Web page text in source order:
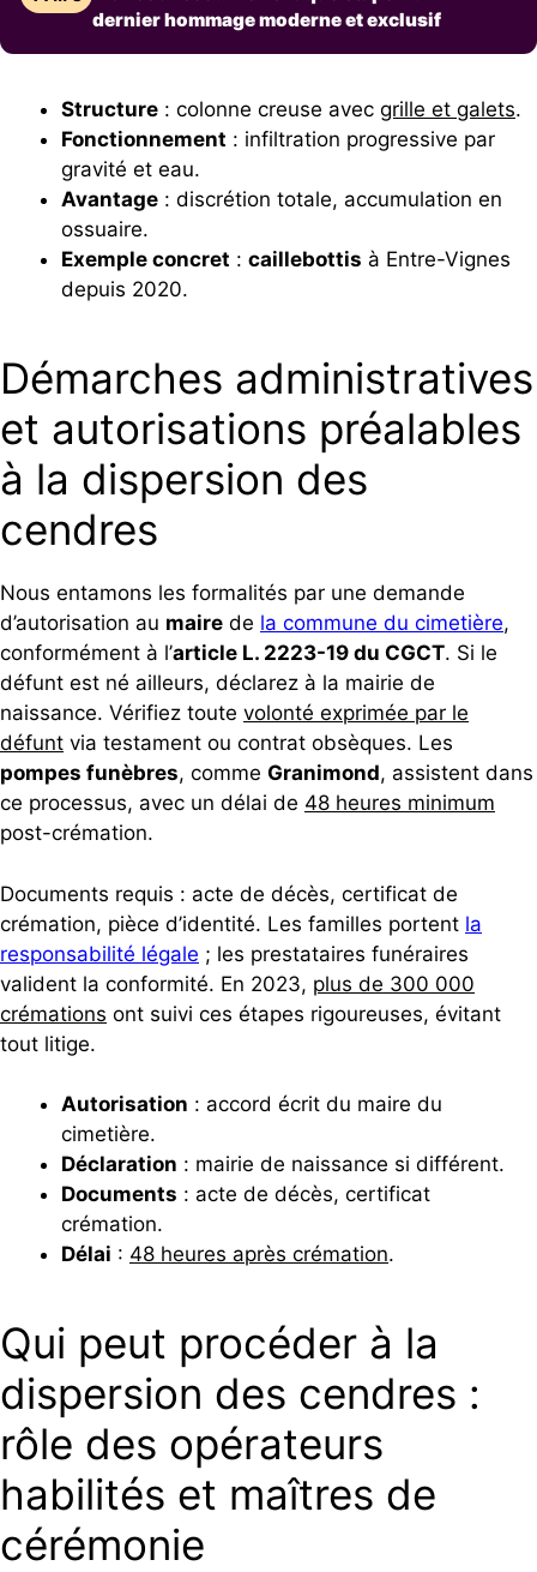
dernier hommage moderne et exclusif
Structure : colonne creuse avec grille et galets.
Fonctionnement : infiltration progressive par
gravité et eau.
Avantage : discrétion totale, accumulation en
ossuaire.
Exemple concret : caillebottis à Entre-Vignes
depuis 2020.
Démarches administratives
et autorisations préalables
à la dispersion des
cendres
Nous entamons les formalités par une demande
d’autorisation au maire de la commune du cimetière,
conformément à l’article L. 2223-19 du CGCT. Si le
défunt est né ailleurs, déclarez à la mairie de
naissance. Vérifiez toute volonté exprimée par le
défunt via testament ou contrat obsèques. Les
pompes funèbres, comme Granimond, assistent dans
ce processus, avec un délai de 48 heures minimum
post-crémation.
Documents requis : acte de décès, certificat de
crémation, pièce d’identité. Les familles portent la
responsabilité légale ; les prestataires funéraires
valident la conformité. En 2023, plus de 300 000
crémations ont suivi ces étapes rigoureuses, évitant
tout litige.
Autorisation : accord écrit du maire du
cimetière.
Déclaration : mairie de naissance si différent.
Documents : acte de décès, certificat
crémation.
Délai : 48 heures après crémation.
Qui peut procéder à la
dispersion des cendres :
rôle des opérateurs
habilités et maîtres de
cérémonie